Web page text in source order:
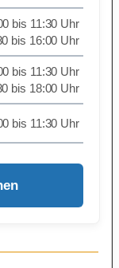
bis 11:30 Uhr
bis 16:00 Uhr
bis 11:30 Uhr
bis 18:00 Uhr
bis 11:30 Uhr